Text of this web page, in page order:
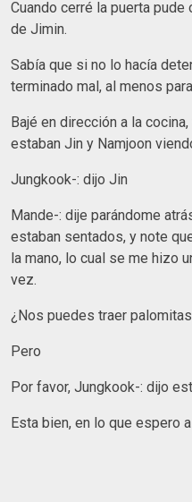
Cuando cerré la puerta pude
de Jimin.
Sabía que si no lo hacía
terminado mal, al menos
Bajé en dirección a la
estaban Jin y Namjoon
Jungkook-: dijo Jin
Mande-: dije parándome
estaban sentados, y note
la mano, lo cual se me hizo
vez.
¿Nos puedes traer
Pero
Por favor, Jungkook-: dijo
Esta bien, en lo que espero